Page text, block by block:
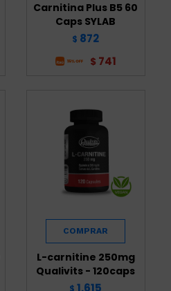
Carnitina Plus B5 60
Caps SYLAB
$ 872
$ 741
L-carnitine 250mg
Qualivits - 120caps
$ 1.615